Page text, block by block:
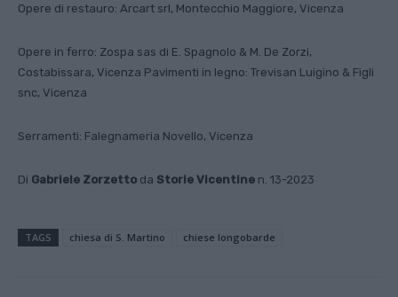
Opere di restauro: Arcart srl, Montecchio Maggiore, Vicenza
Opere in ferro: Zospa sas di E. Spagnolo & M. De Zorzi,
Costabissara, Vicenza Pavimenti in legno: Trevisan Luigino & Figli
snc, Vicenza
Serramenti: Falegnameria Novello, Vicenza
Di Gabriele Zorzetto da Storie Vicentine n. 13-2023
TAGS chiesa di S. Martino chiese longobarde